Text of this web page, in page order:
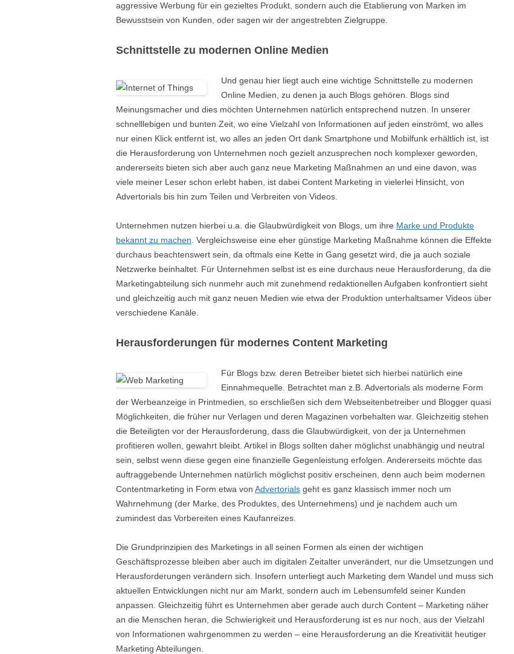
aggressive Werbung für ein gezieltes Produkt, sondern auch die Etablierung von Marken im
Bewusstsein von Kunden, oder sagen wir der angestrebten Zielgruppe.
Schnittstelle zu modernen Online Medien
Und genau hier liegt auch eine wichtige Schnittstelle zu modernen
Online Medien, zu denen ja auch Blogs gehören. Blogs sind
Meinungsmacher und dies möchten Unternehmen natürlich entsprechend nutzen. In unserer
schnelllebigen und bunten Zeit, wo eine Vielzahl von Informationen auf jeden einströmt, wo alles
nur einen Klick entfernt ist, wo alles an jeden Ort dank Smartphone und Mobilfunk erhältlich ist, ist
die Herausforderung von Unternehmen noch gezielt anzusprechen noch komplexer geworden,
andererseits bieten sich aber auch ganz neue Marketing Maßnahmen an und eine davon, was
viele meiner Leser schon erlebt haben, ist dabei Content Marketing in vielerlei Hinsicht, von
Advertorials bis hin zum Teilen und Verbreiten von Videos.
Unternehmen nutzen hierbei u.a. die Glaubwürdigkeit von Blogs, um ihre Marke und Produkte
bekannt zu machen . Vergleichsweise eine eher günstige Marketing Maßnahme können die Effekte
durchaus beachtenswert sein, da oftmals eine Kette in Gang gesetzt wird, die ja auch soziale
Netzwerke beinhaltet. Für Unternehmen selbst ist es eine durchaus neue Herausforderung, da die
Marketingabteilung sich nunmehr auch mit zunehmend redaktionellen Aufgaben konfrontiert sieht
und gleichzeitig auch mit ganz neuen Medien wie etwa der Produktion unterhaltsamer Videos über
verschiedene Kanäle.
Herausforderungen für modernes Content Marketing
Für Blogs bzw. deren Betreiber bietet sich hierbei natürlich eine
Einnahmequelle. Betrachtet man z.B. Advertorials als moderne Form
der Werbeanzeige in Printmedien, so erschließen sich dem Webseitenbetreiber und Blogger quasi
Möglichkeiten, die früher nur Verlagen und deren Magazinen vorbehalten war. Gleichzeitig stehen
die Beteiligten vor der Herausforderung, dass die Glaubwürdigkeit, von der ja Unternehmen
profitieren wollen, gewahrt bleibt. Artikel in Blogs sollten daher möglichst unabhängig und neutral
sein, selbst wenn diese gegen eine finanzielle Gegenleistung erfolgen. Andererseits möchte das
auftraggebende Unternehmen natürlich möglichst positiv erscheinen, denn auch beim modernen
Contentmarketing in Form etwa von Advertorials geht es ganz klassisch immer noch um
Wahrnehmung (der Marke, des Produktes, des Unternehmens) und je nachdem auch um
zumindest das Vorbereiten eines Kaufanreizes.
Die Grundprinzipien des Marketings in all seinen Formen als einen der wichtigen
Geschäftsprozesse bleiben aber auch im digitalen Zeitalter unverändert, nur die Umsetzungen und
Herausforderungen verändern sich. Insofern unterliegt auch Marketing dem Wandel und muss sich
aktuellen Entwicklungen nicht nur am Markt, sondern auch im Lebensumfeld seiner Kunden
anpassen. Gleichzeitig führt es Unternehmen aber gerade auch durch Content – Marketing näher
an die Menschen heran, die Schwierigkeit und Herausforderung ist es nur noch, aus der Vielzahl
von Informationen wahrgenommen zu werden – eine Herausforderung an die Kreativität heutiger
Marketing Abteilungen.